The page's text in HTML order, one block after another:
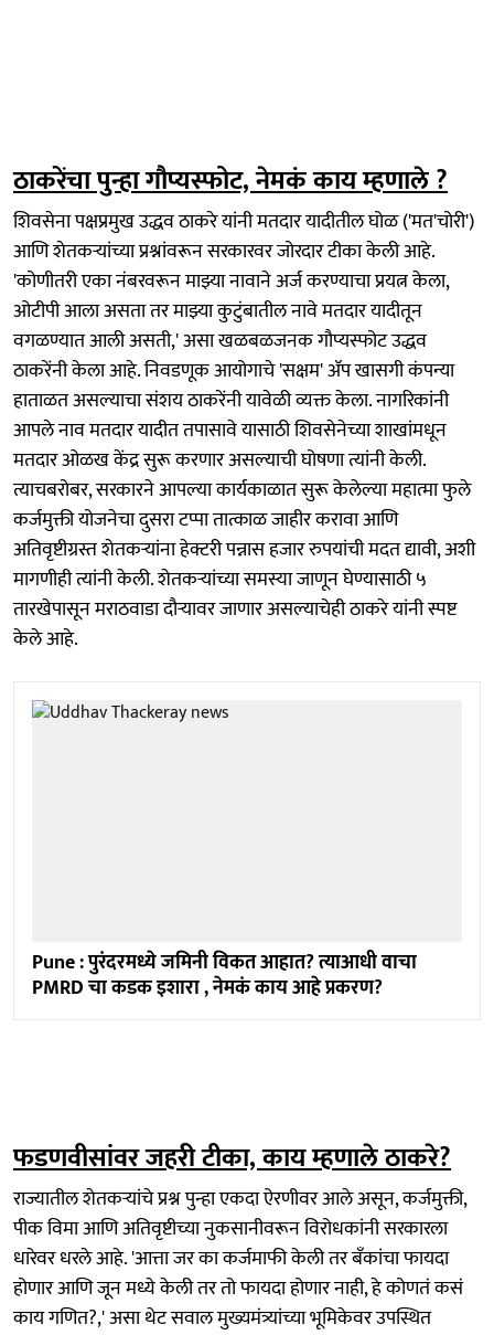
ठाकरेंचा पुन्हा गौप्यस्फोट, नेमकं काय म्हणाले ?
शिवसेना पक्षप्रमुख उद्धव ठाकरे यांनी मतदार यादीतील घोळ ('मत'चोरी')
आणि शेतकऱ्यांच्या प्रश्नांवरून सरकारवर जोरदार टीका केली आहे.
'कोणीतरी एका नंबरवरून माझ्या नावाने अर्ज करण्याचा प्रयत्न केला,
ओटीपी आला असता तर माझ्या कुटुंबातील नावे मतदार यादीतून
वगळण्यात आली असती,' असा खळबळजनक गौप्यस्फोट उद्धव
ठाकरेंनी केला आहे. निवडणूक आयोगाचे 'सक्षम' ॲप खासगी कंपन्या
हाताळत असल्याचा संशय ठाकरेंनी यावेळी व्यक्त केला. नागरिकांनी
आपले नाव मतदार यादीत तपासावे यासाठी शिवसेनेच्या शाखांमधून
मतदार ओळख केंद्र सुरू करणार असल्याची घोषणा त्यांनी केली.
त्याचबरोबर, सरकारने आपल्या कार्यकाळात सुरू केलेल्या महात्मा फुले
कर्जमुक्ती योजनेचा दुसरा टप्पा तात्काळ जाहीर करावा आणि
अतिवृष्टीग्रस्त शेतकऱ्यांना हेक्टरी पन्नास हजार रुपयांची मदत द्यावी, अशी
मागणीही त्यांनी केली. शेतकऱ्यांच्या समस्या जाणून घेण्यासाठी ५
तारखेपासून मराठवाडा दौऱ्यावर जाणार असल्याचेही ठाकरे यांनी स्पष्ट
केले आहे.
Pune : पुरंदरमध्ये जमिनी विकत आहात? त्याआधी वाचा
PMRD चा कडक इशारा , नेमकं काय आहे प्रकरण?
फडणवीसांवर जहरी टीका, काय म्हणाले ठाकरे?
राज्यातील शेतकऱ्यांचे प्रश्न पुन्हा एकदा ऐरणीवर आले असून, कर्जमुक्ती,
पीक विमा आणि अतिवृष्टीच्या नुकसानीवरून विरोधकांनी सरकारला
धारेवर धरले आहे. 'आत्ता जर का कर्जमाफी केली तर बँकांचा फायदा
होणार आणि जून मध्ये केली तर तो फायदा होणार नाही, हे कोणतं कसं
काय गणित?,' असा थेट सवाल मुख्यमंत्र्यांच्या भूमिकेवर उपस्थित